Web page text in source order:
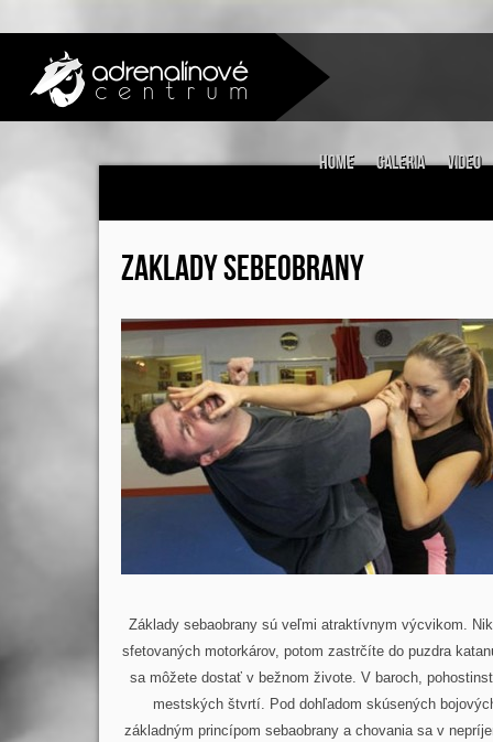
Home Galeria Video
ZAKLADY SEBEOBRANY
Základy sebaobrany sú veľmi atraktívnym výcvikom.
sfetovaných motorkárov, potom zastrčíte do puzdra
sa môžete dostať v bežnom živote. V baroch,
mestských štvrtí. Pod dohľadom skúsených
základným princípom sebaobrany a chovania sa v